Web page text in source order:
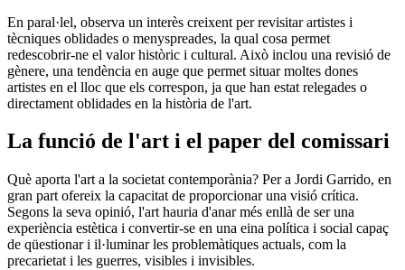
En paral·lel, observa un interès creixent per revisitar artistes i
tècniques oblidades o menyspreades, la qual cosa permet
redescobrir-ne el valor històric i cultural. Això inclou una revisió de
gènere, una tendència en auge que permet situar moltes dones
artistes en el lloc que els correspon, ja que han estat relegades o
directament oblidades en la història de l'art.
La funció de l'art i el paper del comissari
Què aporta l'art a la societat contemporània? Per a Jordi Garrido, en
gran part ofereix la capacitat de proporcionar una visió crítica.
Segons la seva opinió, l'art hauria d'anar més enllà de ser una
experiència estètica i convertir-se en una eina política i social capaç
de qüestionar i il·luminar les problemàtiques actuals, com la
precarietat i les guerres, visibles i invisibles.